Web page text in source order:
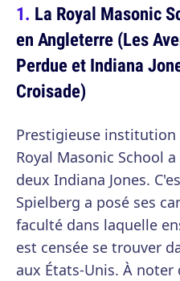
La Royal Masonic
en Angleterre (Les
Perdue et Indiana
Croisade)
Prestigieuse institution
Royal Masonic School
deux Indiana Jones.
Spielberg a posé ses
faculté dans laquelle
est censée se trouver
aux États-Unis. À